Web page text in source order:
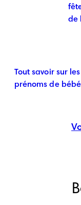
de
Tout savoir sur
prénoms de bébé